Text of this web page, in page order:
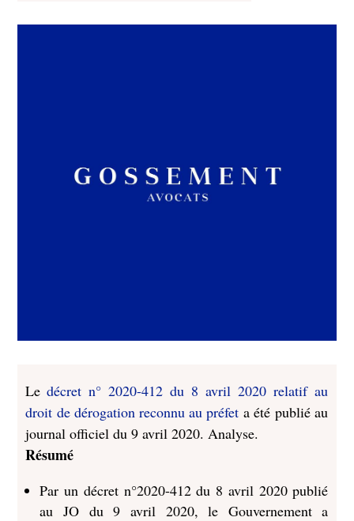
Ledécret n° 2020-412 du 8 avril 2020 relatif au
droit de dérogation reconnu au préfet a été publié au
journal officiel du 9 avril 2020. Analyse.
Résumé
Par un décret n°2020-412 du 8 avril 2020 publié
au JO du 9 avril 2020, le Gouvernement a